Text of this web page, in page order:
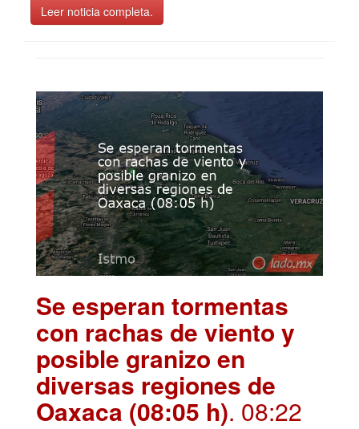
Leer noticia completa.
Se esperan tormentas
con rachas de viento y
posible granizo en
diversas regiones de
Oaxaca (08:05 h). 08:22